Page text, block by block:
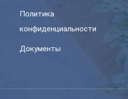
Политика
конфиденциальности
Документы